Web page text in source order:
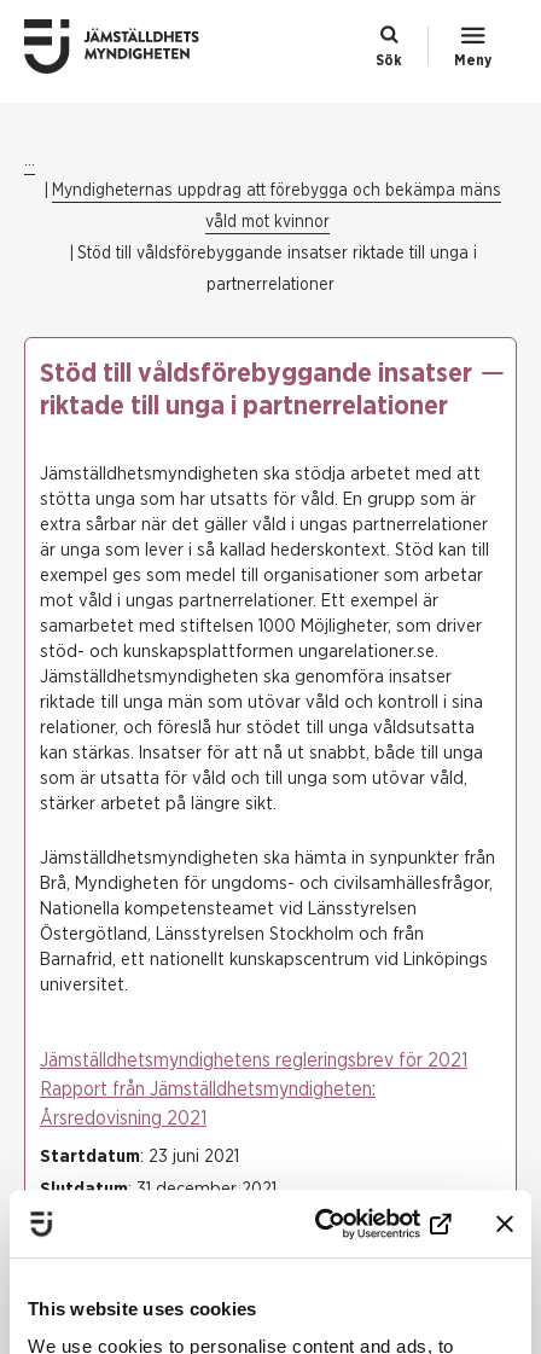
This website uses cookies
We use cookies to personalise content and ads, to
Sök Meny
...
Myndigheternas uppdrag att förebygga och bekämpa mäns
våld mot kvinnor
Stöd till våldsförebyggande insatser riktade till unga i
partnerrelationer
Stöd till våldsförebyggande insatser
riktade till unga i partnerrelationer
Jämställdhetsmyndigheten ska stödja arbetet med att
stötta unga som har utsatts för våld. En grupp som är
extra sårbar när det gäller våld i ungas partnerrelationer
är unga som lever i så kallad hederskontext. Stöd kan till
exempel ges som medel till organisationer som arbetar
mot våld i ungas partnerrelationer. Ett exempel är
samarbetet med stiftelsen 1000 Möjligheter, som driver
stöd- och kunskapsplattformen ungarelationer.se.
Jämställdhetsmyndigheten ska genomföra insatser
riktade till unga män som utövar våld och kontroll i sina
relationer, och föreslå hur stödet till unga våldsutsatta
kan stärkas. Insatser för att nå ut snabbt, både till unga
som är utsatta för våld och till unga som utövar våld,
stärker arbetet på längre sikt.
Jämställdhetsmyndigheten ska hämta in synpunkter från
Brå, Myndigheten för ungdoms- och civilsamhällesfrågor,
Nationella kompetensteamet vid Länsstyrelsen
Östergötland, Länsstyrelsen Stockholm och från
Barnafrid, ett nationellt kunskapscentrum vid Linköpings
universitet.
Jämställdhetsmyndighetens regleringsbrev för 2021
Rapport från Jämställdhetsmyndigheten:
Årsredovisning 2021
Startdatum: 23 juni 2021
Slutdatum: 31 december 2021
VÅLDSUTÖVARE OCH MASKULINITETSNORMER
SÄRSKILD SÅRBARHET FÖR VÅLD